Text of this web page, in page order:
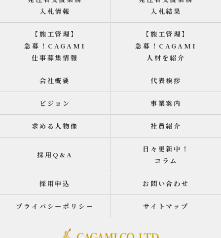
入札情報
入札結果
【施工管理】
急募！CAGAMI
仕事募集情報
【施工管理】
急募！CAGAMI
人材を紹介
会社概要 代表挨拶
ビジョン 事業案内
求める人物像 社員紹介
採用Q&A
日々更新中！
コラム
採用申込 お問い合わせ
プライバシーポリシー サイトマップ